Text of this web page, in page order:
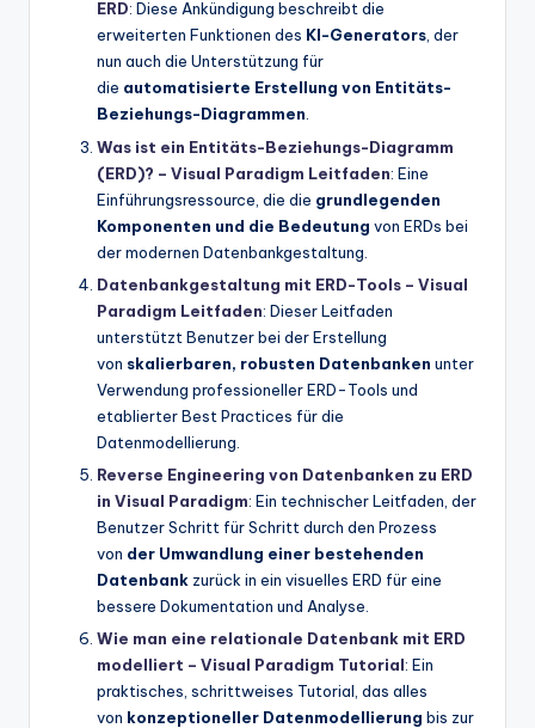
ERD: Diese Ankündigung beschreibt die
erweiterten Funktionen des KI-Generators, der
nun auch die Unterstützung für
die automatisierte Erstellung von Entitäts-
Beziehungs-Diagrammen.
Was ist ein Entitäts-Beziehungs-Diagramm
(ERD)? – Visual Paradigm Leitfaden: Eine
Einführungsressource, die die grundlegenden
Komponenten und die Bedeutung von ERDs bei
der modernen Datenbankgestaltung.
Datenbankgestaltung mit ERD-Tools – Visual
Paradigm Leitfaden: Dieser Leitfaden
unterstützt Benutzer bei der Erstellung
von skalierbaren, robusten Datenbanken unter
Verwendung professioneller ERD-Tools und
etablierter Best Practices für die
Datenmodellierung.
Reverse Engineering von Datenbanken zu ERD
in Visual Paradigm: Ein technischer Leitfaden, der
Benutzer Schritt für Schritt durch den Prozess
von der Umwandlung einer bestehenden
Datenbank zurück in ein visuelles ERD für eine
bessere Dokumentation und Analyse.
Wie man eine relationale Datenbank mit ERD
modelliert – Visual Paradigm Tutorial: Ein
praktisches, schrittweises Tutorial, das alles
von konzeptioneller Datenmodellierung bis zur